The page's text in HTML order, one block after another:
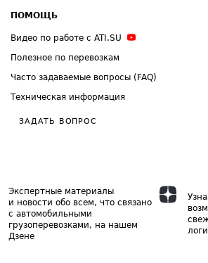
ПОМОЩЬ
Видео по работе с ATI.SU
Полезное по перевозкам
Часто задаваемые вопросы (FAQ)
Техническая информация
ЗАДАТЬ ВОПРОС
Экспертные материалы
и новости обо всем, что связано
с автомобильными
грузоперевозками, на нашем
Дзене